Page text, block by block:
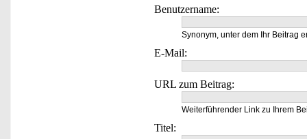
Benutzername:
Synonym, unter dem Ihr Beitrag
E-Mail:
URL zum Beitrag:
Weiterführender Link zu Ihrem
Titel: